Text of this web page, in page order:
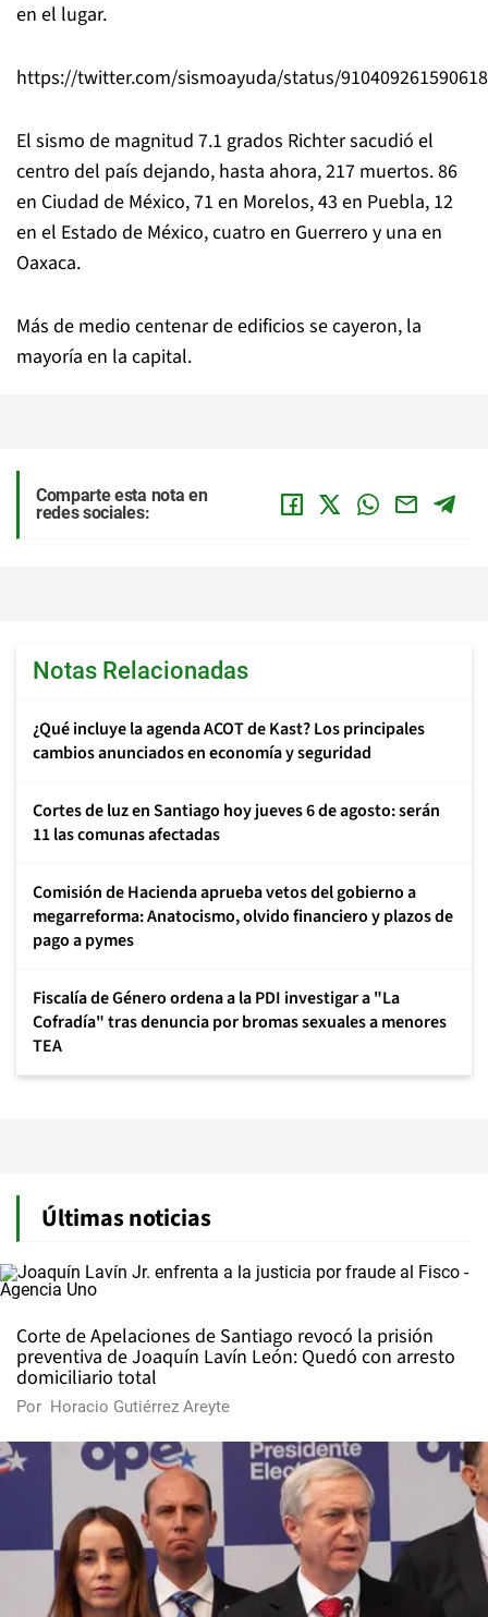
en el lugar.
https://twitter.com/sismoayuda/status/
El sismo de magnitud 7.1 grados Richter sacudió el
centro del país dejando, hasta ahora, 217 muertos. 86
en Ciudad de México, 71 en Morelos, 43 en Puebla, 12
en el Estado de México, cuatro en Guerrero y una en
Oaxaca.
Más de medio centenar de edificios se cayeron, la
mayoría en la capital.
Comparte esta nota en
redes sociales:
Notas Relacionadas
¿Qué incluye la agenda ACOT de Kast? Los principales
cambios anunciados en economía y seguridad
Cortes de luz en Santiago hoy jueves 6 de agosto: serán
11 las comunas afectadas
Comisión de Hacienda aprueba vetos del gobierno a
megarreforma: Anatocismo, olvido financiero y plazos de
pago a pymes
Fiscalía de Género ordena a la PDI investigar a "La
Cofradía" tras denuncia por bromas sexuales a menores
TEA
Últimas noticias
Corte de Apelaciones de Santiago revocó la prisión
preventiva de Joaquín Lavín León: Quedó con arresto
domiciliario total
Por Horacio Gutiérrez Areyte